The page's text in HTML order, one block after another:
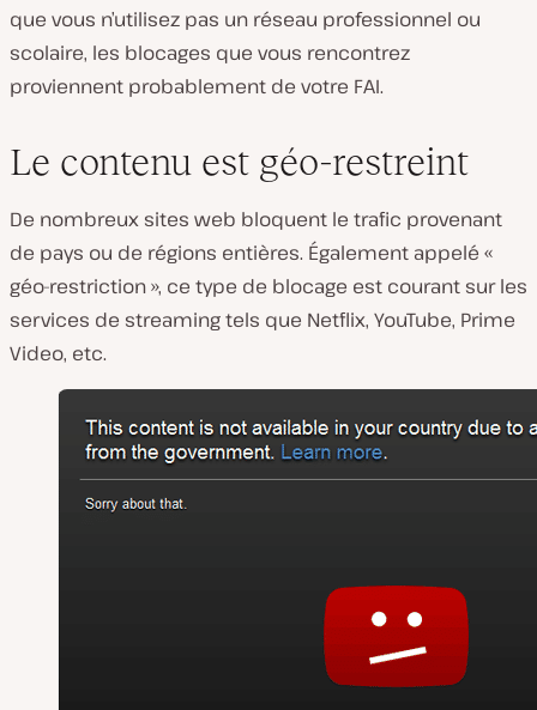
que vous n’utilisez pas un réseau professionnel ou
scolaire, les blocages que vous rencontrez
proviennent probablement de votre FAI.
Le contenu est géo-restreint
De nombreux sites web bloquent le trafic provenant
de pays ou de régions entières. Également appelé «
géo-restriction », ce type de blocage est courant sur les
services de streaming tels que Netflix, YouTube, Prime
Video, etc.